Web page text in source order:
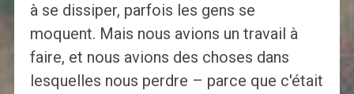
à se dissiper, parfois les gens se
moquent. Mais nous avions un travail à
faire, et nous avions des choses dans
lesquelles nous perdre – parce que c'était